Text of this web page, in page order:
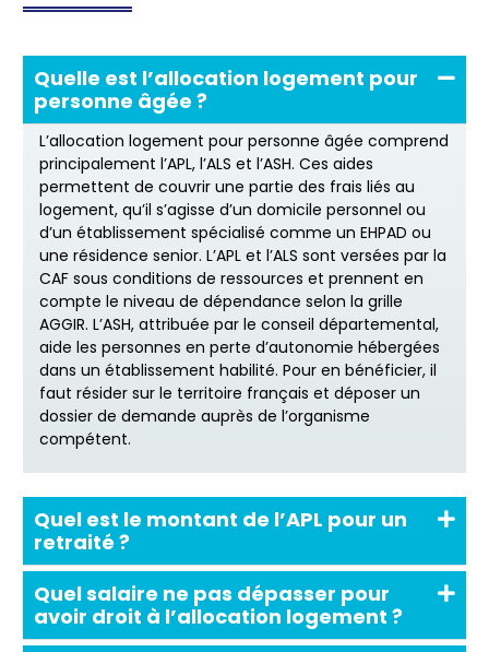
Quelle est l’allocation logement pour
personne âgée ?
L’allocation logement pour personne âgée comprend
principalement l’APL, l’ALS et l’ASH. Ces aides
permettent de couvrir une partie des frais liés au
logement, qu’il s’agisse d’un domicile personnel ou
d’un établissement spécialisé comme un EHPAD ou
une résidence senior. L’APL et l’ALS sont versées par la
CAF sous conditions de ressources et prennent en
compte le niveau de dépendance selon la grille
AGGIR. L’ASH, attribuée par le conseil départemental,
aide les personnes en perte d’autonomie hébergées
dans un établissement habilité. Pour en bénéficier, il
faut résider sur le territoire français et déposer un
dossier de demande auprès de l’organisme
compétent.
Quel est le montant de l’APL pour un
retraité ?
Quel salaire ne pas dépasser pour
avoir droit à l’allocation logement ?